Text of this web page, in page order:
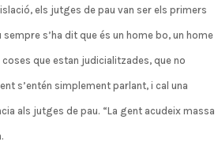
els jutges de pau van ser els primers
s’ha dit que és un home bo, un home
que estan judicialitzades, que no
s’entén simplement parlant, i cal una
als jutges de pau. “La gent acudeix massa